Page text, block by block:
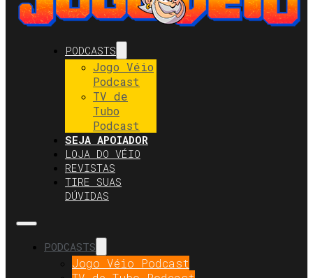
PODCASTS
Jogo Véio
Podcast
TV de
Tubo
Podcast
SEJA APOIADOR
LOJA DO VÉIO
REVISTAS
TIRE SUAS
DÚVIDAS
PODCASTS
Jogo Véio Podcast